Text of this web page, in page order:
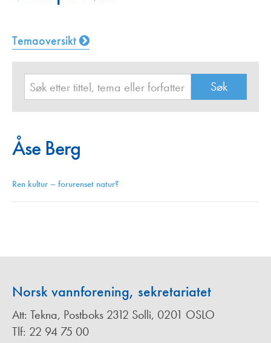
Temaoversikt
Åse Berg
Ren kultur – forurenset natur?
Norsk vannforening, sekretariatet
Att: Tekna, Postboks 2312 Solli, 0201 OSLO
Tlf: 22 94 75 00